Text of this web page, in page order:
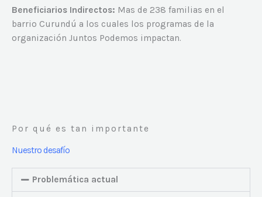
Beneficiarios Indirectos: Mas de 238 familias en el
barrio Curundú a los cuales los programas de la
organización Juntos Podemos impactan.
Por qué es tan importante
Nuestro desafío
Problemática actual